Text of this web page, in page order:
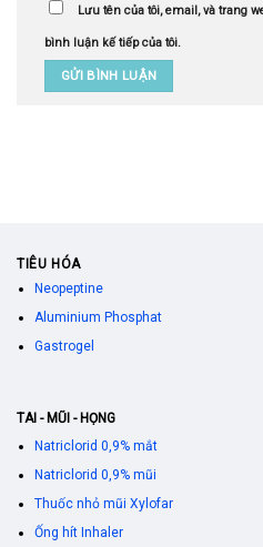
Lưu tên của tôi, email, và trang
bình luận kế tiếp của tôi.
TIÊU HÓA
Neopeptine
Aluminium Phosphat
Gastrogel
TAI - MŨI - HỌNG
Natriclorid 0,9% mắt
Natriclorid 0,9% mũi
Thuốc nhỏ mũi Xylofar
Ống hít Inhaler